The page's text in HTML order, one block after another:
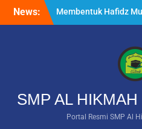
News:
Membentuk Hafidz
Ekstrakurikuler
INFORMASI UMUM
PENDAFTARAN
Outing Class Santri
Water Byur Ponjong
SMP AL
Portal Resmi SMP Al